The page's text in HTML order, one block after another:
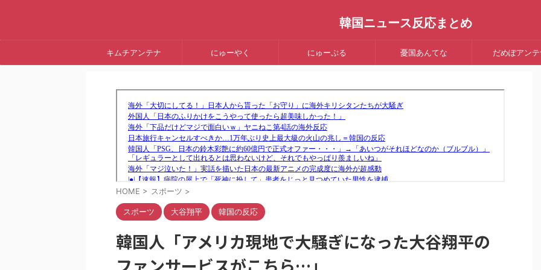
韓国ニュース反応まとめ
キムチアンテナ にゅーやく にゅーぷる 憂国あんてな だめぽアンテ
HOME > スポーツ >
スポーツ 大谷翔平 韓国の反応
韓国人「アメリカ現地で大騒ぎになった大谷翔平の